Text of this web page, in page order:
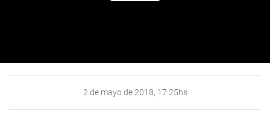
2 de mayo de 2018, 17:25hs